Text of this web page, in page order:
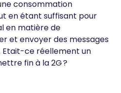
consommation
en étant suffisant pour
en matière de
et envoyer des messages
Etait-ce réellement un
fin à la 2G ?